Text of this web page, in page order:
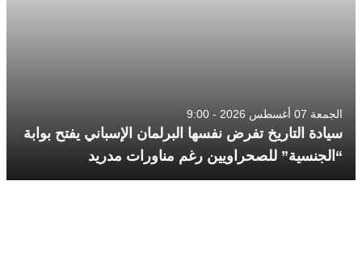
الجمعة 07 أغسطس 2026 - 9:00
سيادة التاريخ تفرض نفسها البرلمان الإسباني يفتح بوابة
“الجنسية” للصحراويين رغم مناورات مدريد